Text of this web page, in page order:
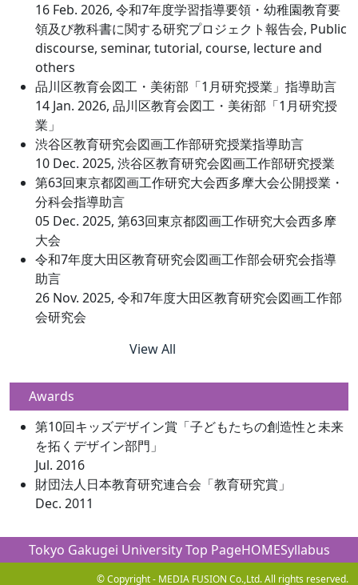
16 Feb. 2026, 令和7年度学習指導要領・幼稚園教育要
領及び教科書に関する研究プロジェクト報告会, Public
discourse, seminar, tutorial, course, lecture and
others
品川区教育会図工・美術部「1月研究授業」指導助言
14 Jan. 2026, 品川区教育会図工・美術部「1月研究授
業」
渋谷区教育研究会図画工作部研究授業指導助言
10 Dec. 2025, 渋谷区教育研究会図画工作部研究授業
第63回東京都図画工作研究大会西多摩大会公開授業・
分科会指導助言
05 Dec. 2025, 第63回東京都図画工作研究大会西多摩
大会
令和7年度大田区教育研究会図画工作部会研究会指導
助言
26 Nov. 2025, 令和7年度大田区教育研究会図画工作部
会研究会
View All
Awards
第10回キッズデザイン賞「子どもたちの創造性と未来
を拓くデザイン部門」
Jul. 2016
財団法人日本教育研究連合会「教育研究賞」
Dec. 2011
Tokyo Gakugei University Top PageHOMESyllabus
© Copyright - MEDIA FUSION Co.,Ltd. All rights reserved.